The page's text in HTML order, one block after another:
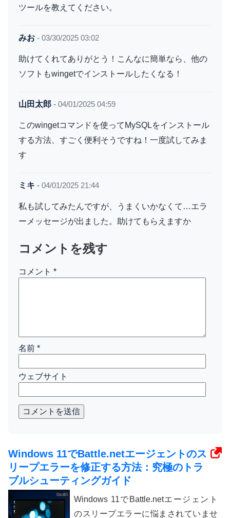
ツールを教えてください。
みお - 03/30/2025 03:02
助けてくれてありがとう！こんなに簡単なら、他の
ソフトもwingetでインストールしたくなる！
山田太郎 - 04/01/2025 04:59
このwingetコマンドを使ってMySQLをインストール
する方法、すごく便利そうですね！一度試してみま
す
ミキ - 04/01/2025 21:44
私も試してみたんですが、うまくいかなくて…エラ
ーメッセージが出ました。助けてもらえますか
コメントを残す
コメント *
名前 *
ウェブサイト
コメントを送信
Windows 11でBattle.netエージェントのス
リープエラーを修正する方法：究極のトラ
ブルシューティングガイド
Windows 11でBattle.netエージェント
のスリープエラーに悩まされていませ